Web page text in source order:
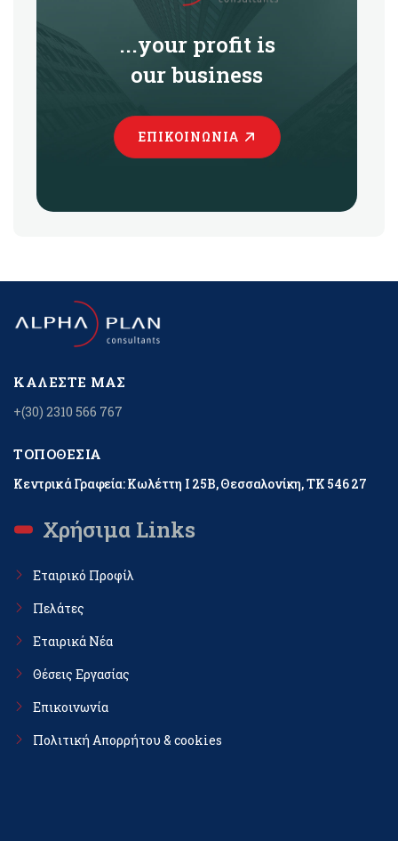
...your profit is
our business
ΕΠΙΚΟΙΝΩΝΊΑ
ΚΑΛΈΣΤΕ ΜΑΣ
+(30) 2310 566 767
ΤΟΠΟΘΕΣΊΑ
Κεντρικά Γραφεία: Κωλέττη Ι 25Β, Θεσσαλονίκη, ΤΚ 546 27
Χρήσιμα Links
Εταιρικό Προφίλ
Πελάτες
Εταιρικά Νέα
Θέσεις Εργασίας
Επικοινωνία
Πολιτική Απορρήτου & cookies